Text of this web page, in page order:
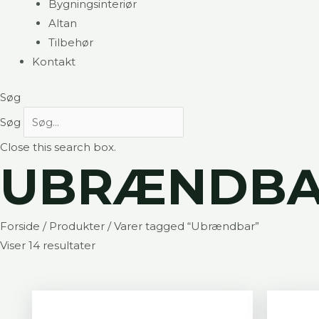
Bygningsinteriør
Altan
Tilbehør
Kontakt
Søg
Søg
Close this search box.
Forside / Produkter / Varer tagged “Ubrændbar”
Viser 14 resultater